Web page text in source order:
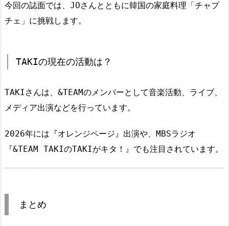
今回の誌面では、JOさんとともに韓国の家庭料理「チャプ
チェ」に挑戦します。
TAKIの現在の活動は？
TAKIさんは、&TEAMのメンバーとして音楽活動、ライブ、
メディア出演などを行っています。
2026年には『オレンジページ』出演や、MBSラジオ
『&TEAM TAKIのTAKIがキタ！』でも注目されています。
まとめ